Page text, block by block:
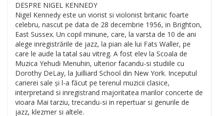
DESPRE NIGEL KENNEDY
Nigel Kennedy este un viorist si violonist britanic foarte
celebru, nascut pe data de 28 decembrie 1956, in Brighton,
East Sussex. Un copil minune, care, la varsta de 10 de ani
alege inregistrările de jazz, la pian ale lui Fats Waller, pe
care le aude la tatal sau vitreg. A fost elev la Scoala de
Muzica Yehudi Menuhin, ulterior facandu-si studiile cu
Dorothy DeLay, la Juilliard School din New York. Inceputul
carierei sale și l-a făcut pe terenul muzicii clasice,
interpretand si inregistrand majoritatea marilor concerte de
vioara Mai tarziu, trecandu-si in repertuar si genurile de
jazz, klezmer si altele.